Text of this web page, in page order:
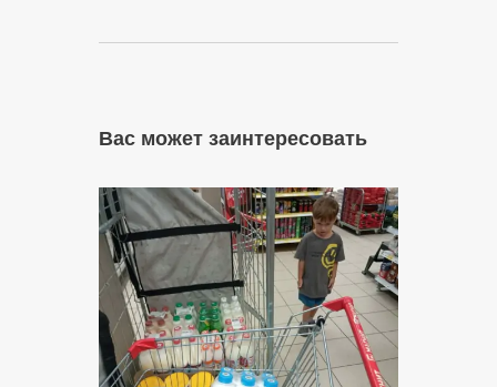
Вас может заинтересовать